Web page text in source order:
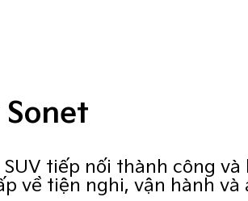
Sonet
SUV tiếp nối thành công
về tiện nghi, vận hành và